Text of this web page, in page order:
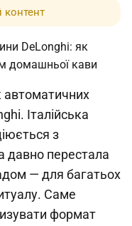
автоматичних
Італійська
з
давно перестала
— для багатьох
Саме
формат